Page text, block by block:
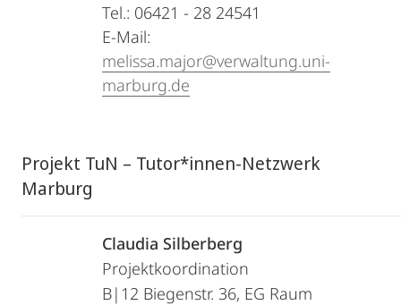
Tel.: 06421 - 28 24541
E-Mail:
melissa.major@verwaltung.uni-
marburg.de
Projekt TuN – Tutor*innen-Netzwerk
Marburg
Claudia Silberberg
Projektkoordination
B|12 Biegenstr. 36, EG Raum